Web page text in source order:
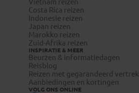
Costa Rica reizen
Indonesie reizen
Japan reizen
Marokko reizen
Zuid-Afrika reizen
INSPIRATIE & MEER
Beurzen & informatiedagen
Reisblog
Reizen met gegarandeerd vertrek
Aanbiedingen en kortingen
VOLG ONS ONLINE